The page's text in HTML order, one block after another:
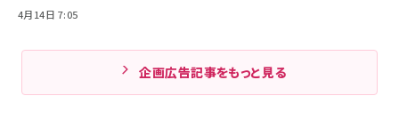
4月14日 7:05
企画広告記事をもっと見る